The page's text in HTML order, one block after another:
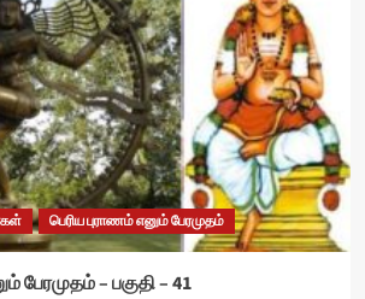
பெரிய புராணம் எனும் பேரமுதம்
பேரமுதம் – பகுதி – 41